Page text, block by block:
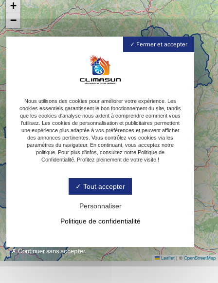
+
−
Leaflet | © OpenStreetMap
Fermer et accepter
Nous utilisons des cookies pour améliorer votre expérience. Les
cookies essentiels garantissent le bon fonctionnement du site, tandis
que les cookies d'analyse nous aident à comprendre comment vous
l'utilisez. Les cookies de personnalisation et publicitaires permettent
une expérience plus adaptée à vos préférences et peuvent afficher
des annonces pertinentes. Vous contrôlez vos cookies via les
paramètres du navigateur. En continuant, vous acceptez notre
politique. Pour plus d'infos, consultez notre Politique de
Confidentialité. Profitez pleinement de votre visite !
Tout accepter
Personnaliser
Politique de confidentialité
Continuer sans accepter